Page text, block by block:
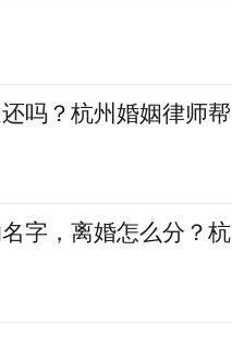
吗？杭州婚姻律师帮
字，离婚怎么分？杭